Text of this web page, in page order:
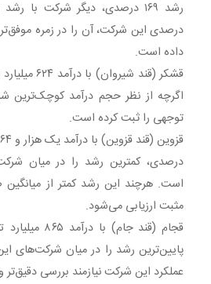
درصدی این شرکت، آن را در زمره
داده است.
اگرچه از نظر حجم درآمد کوچک‌ترین
توجهی را ثبت کرده است.
درصدی، کمترین رشد را در میان
است. هرچند این رشد کمتر از
مثبت ارزیابی می‌شود.
پایین‌ترین رشد را در میان شرکت‌های
عملکرد این شرکت نیازمند بررسی